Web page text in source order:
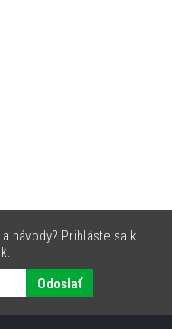
návody? Prihláste sa k
Odoslať